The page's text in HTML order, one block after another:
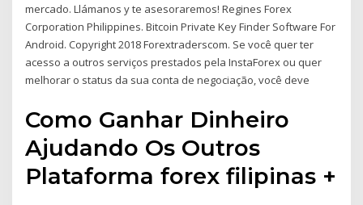
mercado. Llámanos y te asesoraremos! Regines Forex
Corporation Philippines. Bitcoin Private Key Finder Software For
Android. Copyright 2018 Forextraderscom. Se você quer ter
acesso a outros serviços prestados pela InstaForex ou quer
melhorar o status da sua conta de negociação, você deve
Como Ganhar Dinheiro
Ajudando Os Outros
Plataforma forex filipinas +